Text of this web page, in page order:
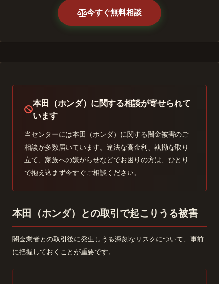
今すぐ無料相談
本田（ホンダ）に関する相談が寄せられて
います
当センターには本田（ホンダ）に関する闇金被害のご
相談が多数届いています。違法な高金利、執拗な取り
立て、家族への嫌がらせなどでお困りの方は、ひとり
で抱え込まず今すぐご相談ください。
本田（ホンダ）との取引で起こりうる被害
闇金業者との取引後に発生しうる深刻なリスクについて、事前
に把握しておくことが重要です。